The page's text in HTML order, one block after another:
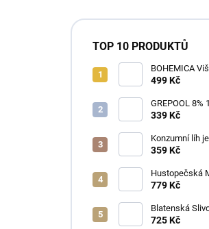
TOP 10 PRODUKTŮ
BOHEMICA
25% 0,7L
499 Kč
GREPOOL 8%
339 Kč
Konzumní líh
359 Kč
Hustopečská
1L
779 Kč
Blatenská
725 Kč